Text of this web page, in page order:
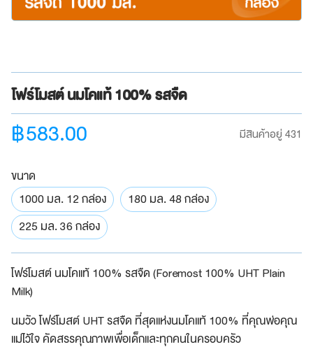
โฟร์โมสต์ นมโคแท้ 100% รสจืด
฿583.00 มีสินค้าอยู่ 431
ขนาด
1000 มล. 12 กล่อง
180 มล. 48 กล่อง
225 มล. 36 กล่อง
โฟร์โมสต์ นมโคแท้ 100% รสจืด (Foremost 100% UHT Plain
Milk)
นมวัว โฟร์โมสต์ UHT รสจืด ที่สุดแห่งนมโคแท้ 100% ที่คุณพ่อคุณ
แม่ไว้ใจ คัดสรรคุณภาพเพื่อเด็กและทุกคนในครอบครัว